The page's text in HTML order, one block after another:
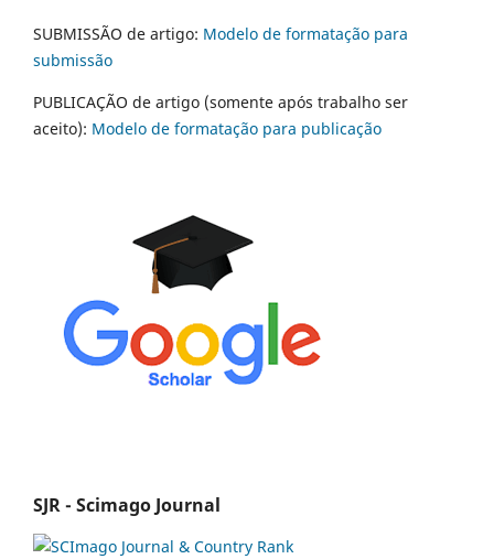
SUBMISSÃO de artigo: Modelo de formatação para
submissão
PUBLICAÇÃO de artigo (somente após trabalho ser
aceito): Modelo de formatação para publicação
SJR - Scimago Journal